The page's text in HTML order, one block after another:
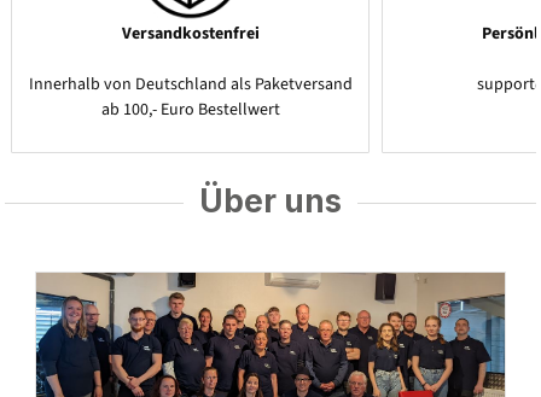
Versandkostenfrei
Innerhalb von Deutschland als Paketversand
ab 100,- Euro Bestellwert
Über uns